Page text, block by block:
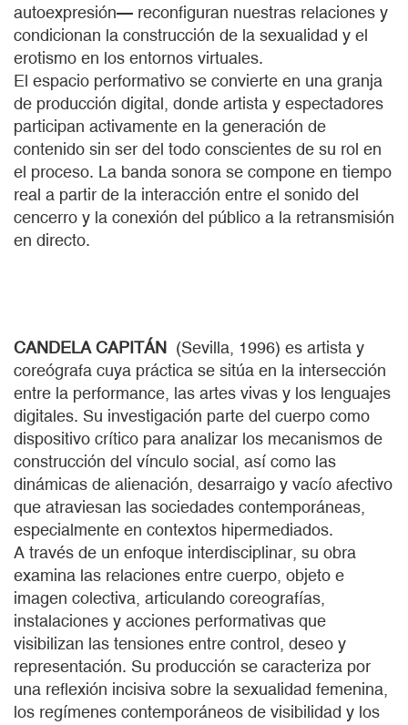
autoexpresión— reconfiguran nuestras relaciones y
condicionan la construcción de la sexualidad y el
erotismo en los entornos virtuales.
El espacio performativo se convierte en una granja
de producción digital, donde artista y espectadores
participan activamente en la generación de
contenido sin ser del todo conscientes de su rol en
el proceso. La banda sonora se compone en tiempo
real a partir de la interacción entre el sonido del
cencerro y la conexión del público a la retransmisión
en directo.
CANDELA CAPITÁN (Sevilla, 1996) es artista y
coreógrafa cuya práctica se sitúa en la intersección
entre la performance, las artes vivas y los lenguajes
digitales. Su investigación parte del cuerpo como
dispositivo crítico para analizar los mecanismos de
construcción del vínculo social, así como las
dinámicas de alienación, desarraigo y vacío afectivo
que atraviesan las sociedades contemporáneas,
especialmente en contextos hipermediados.
A través de un enfoque interdisciplinar, su obra
examina las relaciones entre cuerpo, objeto e
imagen colectiva, articulando coreografías,
instalaciones y acciones performativas que
visibilizan las tensiones entre control, deseo y
representación. Su producción se caracteriza por
una reflexión incisiva sobre la sexualidad femenina,
los regímenes contemporáneos de visibilidad y los